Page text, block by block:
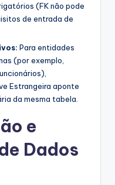
(FK não pode
de entrada de
Para entidades
(por exemplo,
Estrangeira aponte
da mesma tabela.
e
Dados